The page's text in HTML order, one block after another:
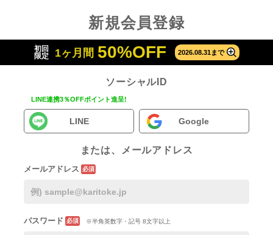
新規会員登録
初回
限定
1ヶ月間 50%OFF 2026.08.31まで
ソーシャルID
LINE連携3％OFFポイント進呈!
LINE Google
または、メールアドレス
メールアドレス 必須
パスワード 必須 ※半角英数字・記号 8文字以上